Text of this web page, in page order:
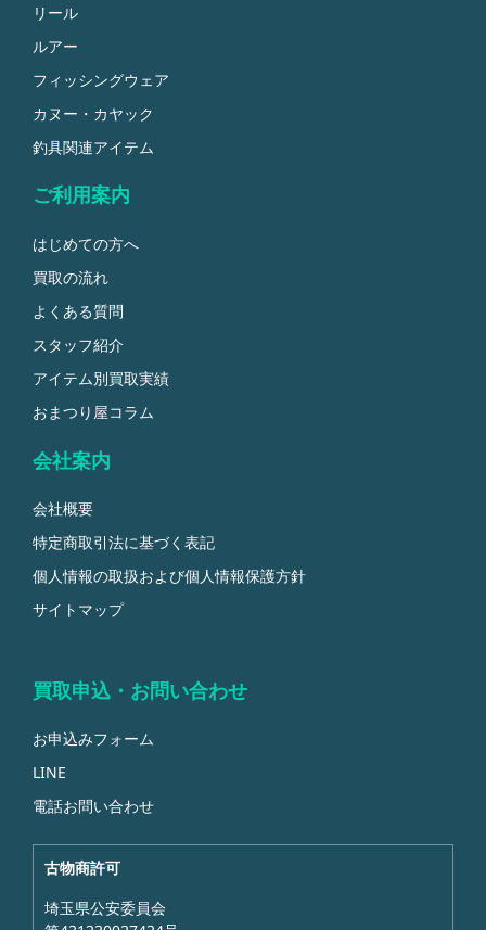
リール
ルアー
フィッシングウェア
カヌー・カヤック
釣具関連アイテム
ご利用案内
はじめての方へ
買取の流れ
よくある質問
スタッフ紹介
アイテム別買取実績
おまつり屋コラム
会社案内
会社概要
特定商取引法に基づく表記
個人情報の取扱および個人情報保護方針
サイトマップ
買取申込・お問い合わせ
お申込みフォーム
LINE
電話お問い合わせ
古物商許可
埼玉県公安委員会